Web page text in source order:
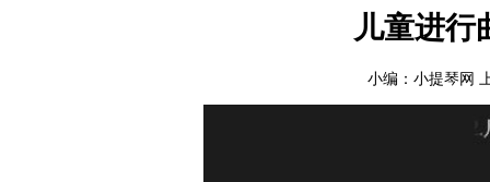
儿童进行
小编：小提琴网